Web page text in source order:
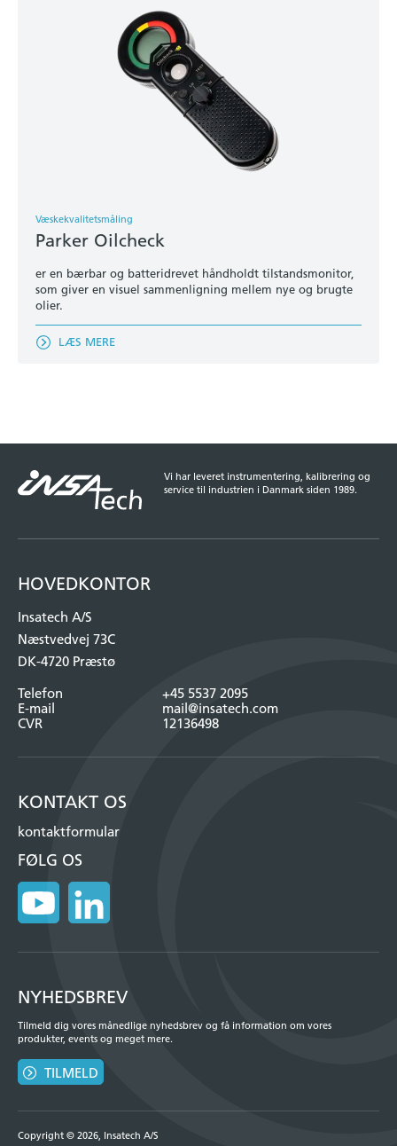
Væskekvalitetsmåling
Parker Oilcheck
er en bærbar og batteridrevet håndholdt tilstandsmonitor,
som giver en visuel sammenligning mellem nye og brugte
olier.
LÆS MERE
Vi har leveret instrumentering, kalibrering og
service til industrien i Danmark siden 1989.
HOVEDKONTOR
Insatech A/S
Næstvedvej 73C
DK-4720 Præstø
Telefon
+45 5537 2095
E-mail
mail@insatech.com
CVR
12136498
KONTAKT OS
kontaktformular
FØLG OS
NYHEDSBREV
Tilmeld dig vores månedlige nyhedsbrev og få information om vores
produkter, events og meget mere.
TILMELD
Copyright © 2026, Insatech A/S